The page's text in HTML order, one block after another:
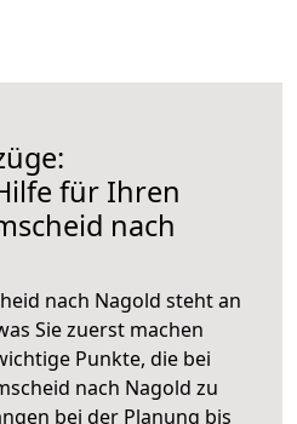
für Ihren
nach
nach Nagold steht an
Sie zuerst machen
Punkte, die bei
nach Nagold zu
bei der Planung bis